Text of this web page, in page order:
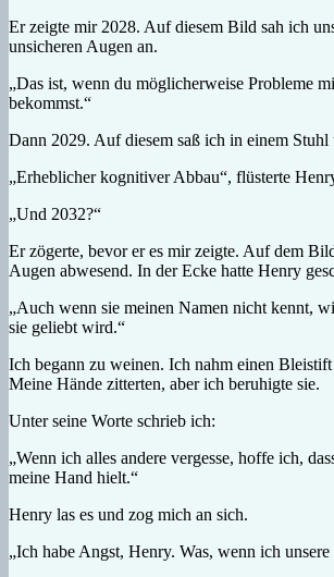
Er zeigte mir 2028. Auf diesem Bild sah ich
unsicheren Augen an.
„Das ist, wenn du möglicherweise Probleme
bekommst.“
Dann 2029. Auf diesem saß ich in einem Stuhl
„Erheblicher kognitiver Abbau“, flüsterte
„Und 2032?“
Er zögerte, bevor er es mir zeigte. Auf dem
Augen abwesend. In der Ecke hatte Henry
„Auch wenn sie meinen Namen nicht kennt,
sie geliebt wird.“
Ich begann zu weinen. Ich nahm einen
Meine Hände zitterten, aber ich beruhigte sie.
Unter seine Worte schrieb ich:
„Wenn ich alles andere vergesse, hoffe ich,
meine Hand hielt.“
Henry las es und zog mich an sich.
„Ich habe Angst, Henry. Was, wenn ich